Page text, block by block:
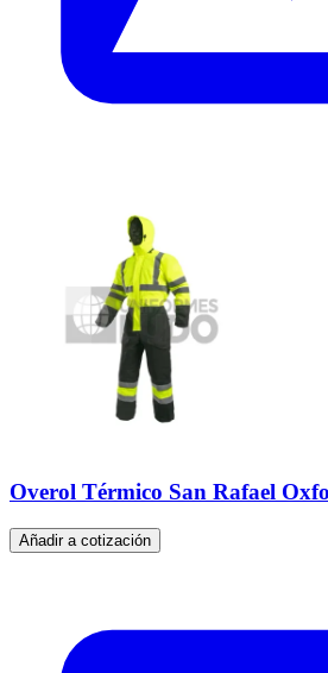
Overol Térmico San Rafael
Añadir a cotización